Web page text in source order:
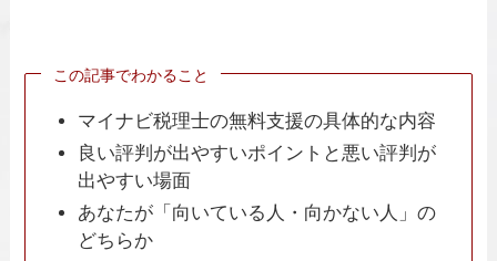
この記事でわかること
マイナビ税理士の無料支援の具体的な内容
良い評判が出やすいポイントと悪い評判が
出やすい場面
あなたが「向いている人・向かない人」の
どちらか